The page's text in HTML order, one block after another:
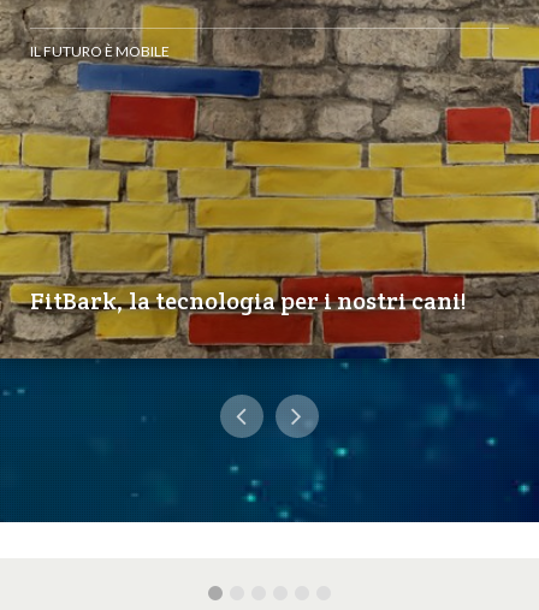
IL FUTURO È MOBILE
FitBark, la tecnologia per i nostri cani!